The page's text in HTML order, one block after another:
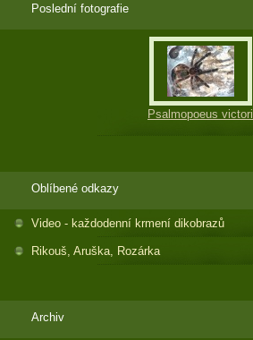
Poslední fotografie
Psalmopoeus victori
Oblíbené odkazy
Video - každodenní krmení dikobrazů
Rikouš, Aruška, Rozárka
Archiv